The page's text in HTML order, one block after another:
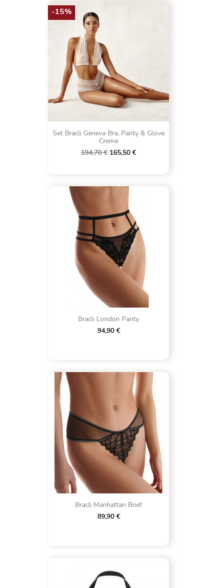
Set Bracli Geneva Bra, Panty & Glove
Creme
194,70 € 165,50 €
-15%
Bracli London Panty
94,90 €
Bracli Manhattan Brief
89,90 €